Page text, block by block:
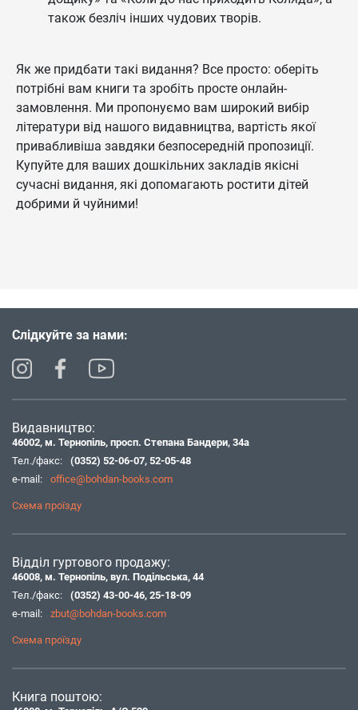
також безліч інших чудових творів.
Як же придбати такі видання? Все просто: оберіть
потрібні вам книги та зробіть просте онлайн-
замовлення. Ми пропонуємо вам широкий вибір
літератури від нашого видавництва, вартість якої
привабливіша завдяки безпосередній пропозиції.
Купуйте для ваших дошкільних закладів якісні
сучасні видання, які допомагають ростити дітей
добрими й чуйними!
Слідкуйте за нами:
Видавництво:
46002, м. Тернопіль, просп. Степана Бандери, 34а
Тел./факс:
(0352) 52-06-07, 52-05-48
e-mail:
office@bohdan-books.com
Схема проїзду
Відділ гуртового продажу:
46008, м. Тернопіль, вул. Подільська, 44
Тел./факс:
(0352) 43-00-46, 25-18-09
e-mail:
zbut@bohdan-books.com
Схема проїзду
Книга поштою: